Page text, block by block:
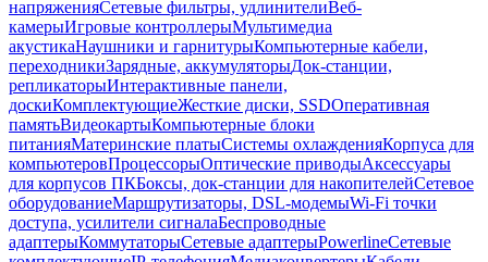
напряженияСетевые фильтры, удлинителиВеб-
камерыИгровые контроллерыМультимедиа
акустикаНаушники и гарнитурыКомпьютерные кабели,
переходникиЗарядные, аккумуляторыДок-станции,
репликаторыИнтерактивные панели,
доскиКомплектующиеЖесткие диски, SSDОперативная
памятьВидеокартыКомпьютерные блоки
питанияМатеринские платыСистемы охлажденияКорпуса для
компьютеровПроцессорыОптические приводыАксессуары
для корпусов ПКБоксы, док-станции для накопителейСетевое
оборудованиеМаршрутизаторы, DSL-модемыWi-Fi точки
доступа, усилители сигналаБеспроводные
адаптерыКоммутаторыСетевые адаптерыPowerlineСетевые